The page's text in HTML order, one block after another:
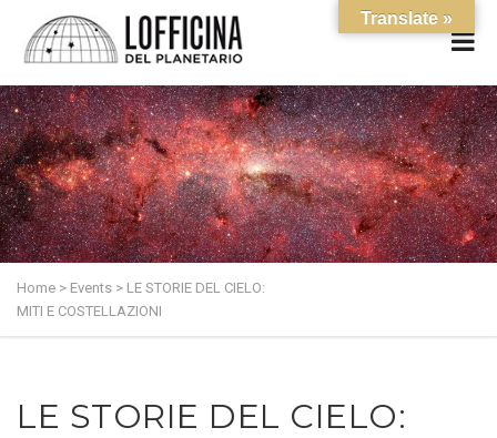
Home > Events > LE STORIE DEL CIELO:
MITI E COSTELLAZIONI
LE STORIE DEL CIELO:
Translate »